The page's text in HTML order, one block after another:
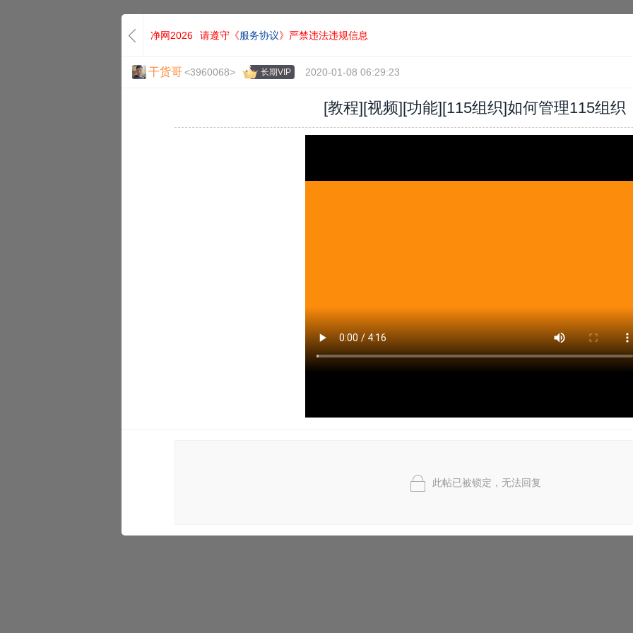
净网2026 请遵守《服务协议》严禁违法违规信息
干货哥<3960068> 长期VIP 2020-01-08 06:29:23
[教程][视频][功能][115组织]如何管理115组织
此帖已被锁定，无法回复